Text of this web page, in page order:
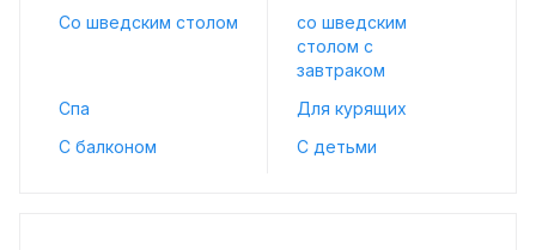
Со шведским столом
со шведским
столом с
завтраком
Спа
Для курящих
С балконом
С детьми